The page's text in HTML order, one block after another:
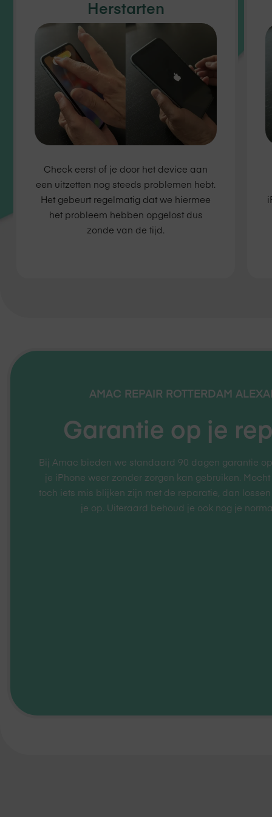
Herstarten
Check eerst of je door het device aan
een uitzetten nog steeds problemen hebt.
Het gebeurt regelmatig dat we hiermee
het probleem hebben opgelost dus
zonde van de tijd.
AMAC REPAIR ROTTERDAM
Garantie op je
Bij Amac bieden we standaard 90 dagen garantie
je iPhone weer zonder zorgen kan gebruiken.
toch iets mis blijken zijn met de reparatie, dan
je op. Uiteraard behoud je ook nog je